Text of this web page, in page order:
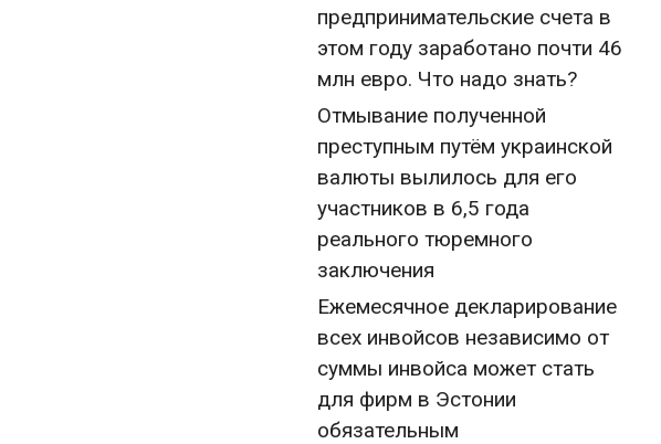
предпринимательские счета в
этом году заработано почти 46
млн евро. Что надо знать?
Отмывание полученной
преступным путём украинской
валюты вылилось для его
участников в 6,5 года
реального тюремного
заключения
Ежемесячное декларирование
всех инвойсов независимо от
суммы инвойса может стать
для фирм в Эстонии
обязательным